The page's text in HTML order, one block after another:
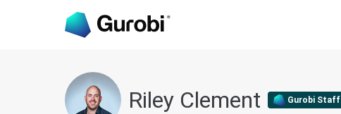
Riley Clement Gurobi Staff